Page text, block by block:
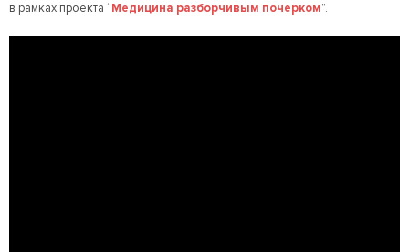
в рамках проекта “Медицина разборчивым почерком”.